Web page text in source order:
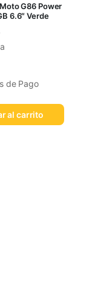
G86 Power
6.6″ Verde
de Pago
al carrito